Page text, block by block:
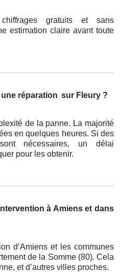
gratuits et sans
estimation claire avant toute
réparation sur Fleury ?
de la panne. La majorité
en quelques heures. Si des
nécessaires, un délai
pour les obtenir.
à Amiens et dans
d’Amiens et les communes
de la Somme (80). Cela
et d’autres villes proches.